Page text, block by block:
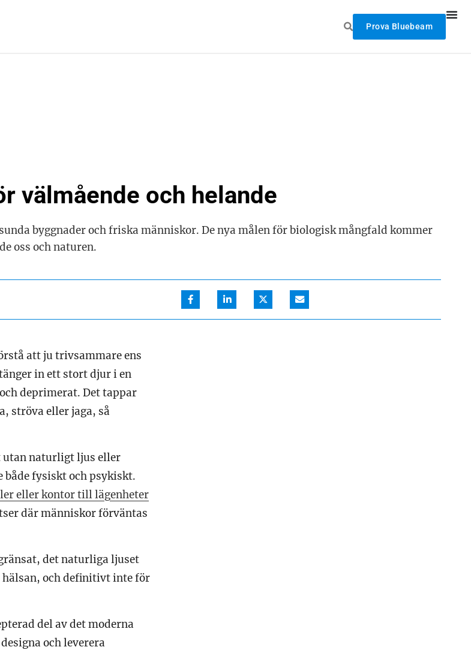
Prova Bluebeam
välmående och helande
byggnader och friska människor. De nya målen för biologisk mångfald kommer
oss och naturen.
att ju trivsammare ens
in ett stort djur i en
deprimerat. Det tappar
ströva eller jaga, så
utan naturligt ljus eller
fysiskt och psykiskt.
eller kontor till lägenheter
där människor förväntas
det naturliga ljuset
och definitivt inte för
del av det moderna
och leverera